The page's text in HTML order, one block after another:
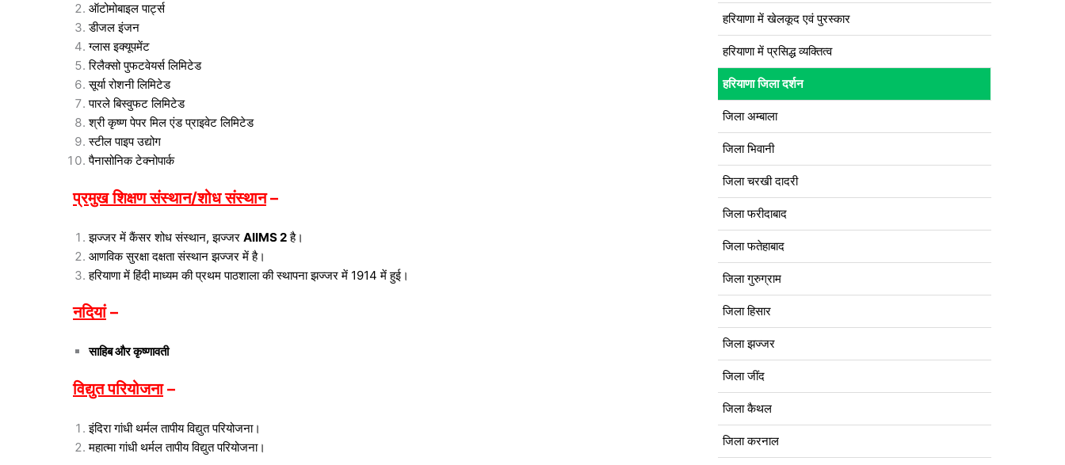
ऑटोमोबाइल पार्ट्स
डीजल इंजन
ग्लास इक्यूपमेंट
रिलैक्सो पुफटवेयर्स लिमिटेड
सूर्या रोशनी लिमिटेड
पारले बिस्वुफट लिमिटेड
श्री कृष्ण पेपर मिल एंड प्राइवेट लिमिटेड
स्टील पाइप उद्योग
पैनासोनिक टेक्नोपार्क
प्रमुख शिक्षण संस्थान/शोध संस्थान–
झज्जर में कैंसर शोध संस्थान, झज्जर AIIMS 2है।
आणविक सुरक्षा दक्षता संस्थान झज्जर में है।
हरियाणा में हिंदी माध्यम की प्रथम पाठशाला की स्थापना झज्जर में 1914 में हुई।
नदियां–
साहिब और कृष्णावती
विद्युत परियोजना–
इंदिरा गांधी थर्मल तापीय विद्युत परियोजना।
महात्मा गांधी थर्मल तापीय विद्युत परियोजना।
हरियाणा में खेलकूद एवं पुरस्कार
हरियाणा में प्रसिद्ध व्यक्तित्व
हरियाणा जिला दर्शन
जिला अम्बाला
जिला भिवानी
जिला चरखी दादरी
जिला फरीदाबाद
जिला फतेहाबाद
जिला गुरुग्राम
जिला हिसार
जिला झज्जर
जिला जींद
जिला कैथल
जिला करनाल